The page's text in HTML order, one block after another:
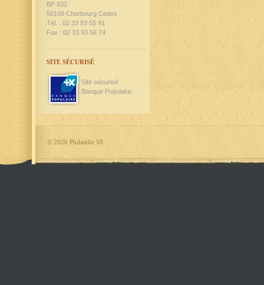
BP 832
50108 Cherbourg Cedex
Tél. : 02 33 93 55 91
Fax : 02 33 93 56 74
SITE SÉCURISÉ
Site sécurisé
Banque Populaire
© 2026 Philatélie 50